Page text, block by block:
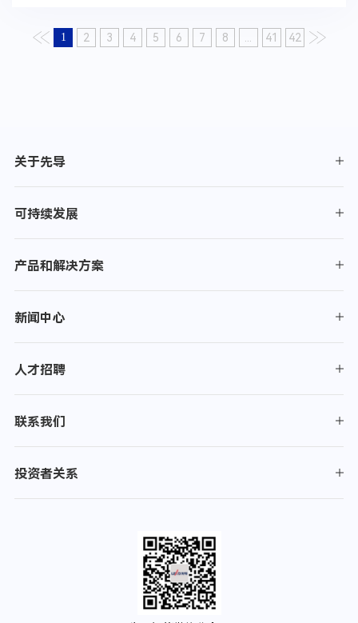
1 2 3 4 5 6 7 8 ... 41 42
关于先导
可持续发展
产品和解决方案
新闻中心
人才招聘
联系我们
投资者关系